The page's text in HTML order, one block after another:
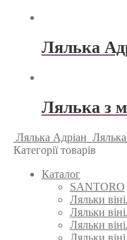
Лялька
Лялька з
Лялька Адріан
Категорії товарів
Каталог
SANTORO
Ляльки
Ляльки
Ляльки
Ляльки